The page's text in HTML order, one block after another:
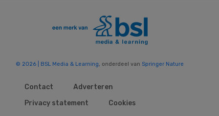
© 2026 | BSL Media & Learning , onderdeel van Springer Nature
Contact
Adverteren
Privacy statement
Cookies